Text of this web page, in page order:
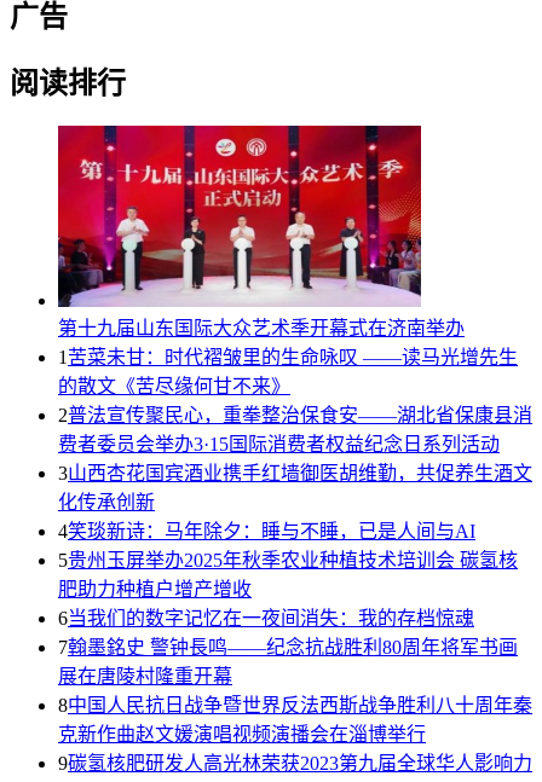
广告
阅读排行
第十九届山东国际大众艺术季开幕式在济南举办
1 苦菜未甘：时代褶皱里的生命咏叹 ——读马光增先生
的散文《苦尽缘何甘不来》
2普法宣传聚民心，重拳整治保食安——湖北省保康县消
费者委员会举办3·15国际消费者权益纪念日系列活动
3山西杏花国宾酒业携手红墙御医胡维勤，共促养生酒文
化传承创新
4笑琰新诗：马年除夕：睡与不睡，已是人间与AI
5贵州玉屏举办2025年秋季农业种植技术培训会 碳氢核
肥助力种植户增产增收
6当我们的数字记忆在一夜间消失：我的存档惊魂
7翰墨銘史 警钟長鸣——纪念抗战胜利80周年将军书画
展在唐陵村隆重开幕
8中国人民抗日战争暨世界反法西斯战争胜利八十周年秦
克新作曲赵文媛演唱视频演播会在淄博举行
9碳氢核肥研发人高光林荣获2023第九届全球华人影响力